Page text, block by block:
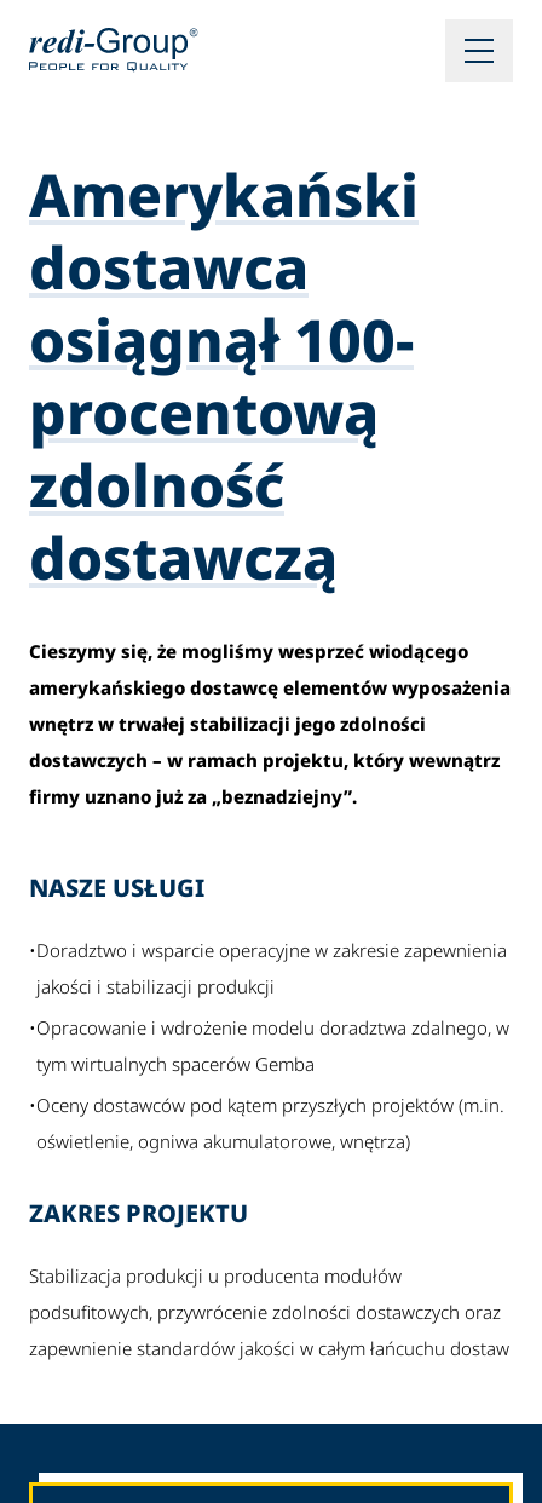
Amerykański
dostawca
osiągnął 100-
procentową
zdolność
dostawczą
Cieszymy się, że mogliśmy wesprzeć wiodącego
amerykańskiego dostawcę elementów wyposażenia
wnętrz w trwałej stabilizacji jego zdolności
dostawczych – w ramach projektu, który wewnątrz
firmy uznano już za „beznadziejny”.
NASZE USŁUGI
•Doradztwo i wsparcie operacyjne w zakresie zapewnienia
jakości i stabilizacji produkcji
•Opracowanie i wdrożenie modelu doradztwa zdalnego, w
tym wirtualnych spacerów Gemba
•Oceny dostawców pod kątem przyszłych projektów (m.in.
oświetlenie, ogniwa akumulatorowe, wnętrza)
ZAKRES PROJEKTU
Stabilizacja produkcji u producenta modułów
podsufitowych, przywrócenie zdolności dostawczych oraz
zapewnienie standardów jakości w całym łańcuchu dostaw